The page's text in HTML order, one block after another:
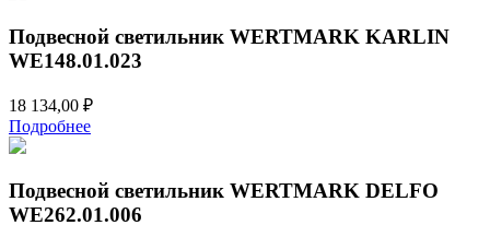
Подвесной светильник WERTMARK KARLIN
WE148.01.023
18 134,00 ₽
Подробнее
Подвесной светильник WERTMARK DELFO
WE262.01.006